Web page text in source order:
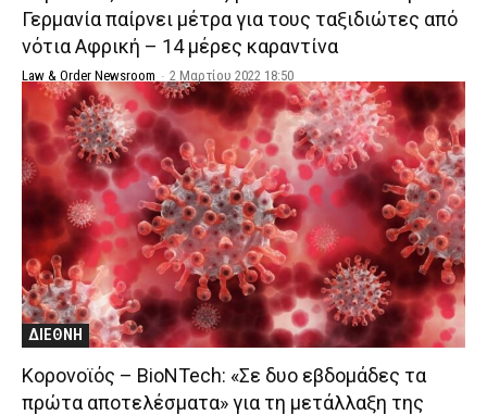
Γερμανία παίρνει μέτρα για τους ταξιδιώτες από
νότια Αφρική – 14 μέρες καραντίνα
Law & Order Newsroom - 2 Μαρτίου 2022 18:50
ΔΙΕΘΝΗ
Κορονοϊός – BioNTech: «Σε δυο εβδομάδες τα
πρώτα αποτελέσματα» για τη μετάλλαξη της